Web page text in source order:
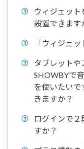
ウィジェット
設置できます
「ウィジェ
タブレットや
SHOWBYで
を使いたいで
きますか？
ログインで２
すか？